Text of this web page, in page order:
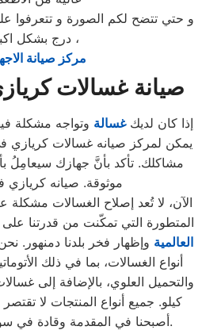
درج بشكل اكبر ،
مركز صيانة
صيانة غسالات
إذا كان لديكغسالة وتواجه مشكلة
يمكن لمركز صيانه غسالات كريازي
مشاكلك. تأكد بأنَّ جهازك سيعامِلُ
موثوقة. صيانه كريازي
الآن، لا تُعد إصلاح الغسالات مشكلة
المتطورة التي تمكّنت من قدرتنا
العالمية وإظهار فخر بلدنا دمنهور.
أنواع الغسالات، بما في ذلك
كيلو. جميع أنواع المنتجات لا
أصبحنا في المقدمة وقادة في سوق الشركات بأكمله.